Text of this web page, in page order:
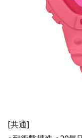
[共通]